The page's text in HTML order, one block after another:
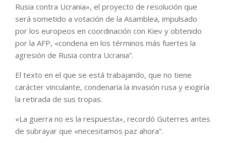
Rusia contra Ucrania», el proyecto de resolución que
será sometido a votación de la Asamblea, impulsado
por los europeos en coordinación con Kiev y obtenido
por la AFP, «condena en los términos más fuertes la
agresión de Rusia contra Ucrania”.
El texto en el que se está trabajando, que no tiene
carácter vinculante, condenaría la invasión rusa y exigiría
la retirada de sus tropas.
«La guerra no es la respuesta», recordó Guterres antes
de subrayar que «necesitamos paz ahora”.